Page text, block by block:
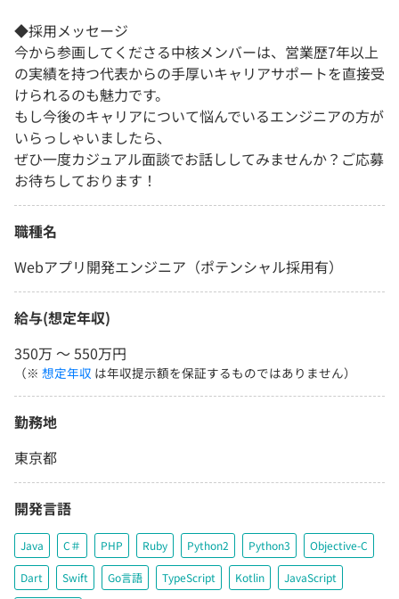
◆採用メッセージ
今から参画してくださる中核メンバーは、営業歴7年以上
の実績を持つ代表からの手厚いキャリアサポートを直接受
けられるのも魅力です。
もし今後のキャリアについて悩んでいるエンジニアの方が
いらっしゃいましたら、
ぜひ一度カジュアル面談でお話ししてみませんか？ご応募
お待ちしております！
職種名
Webアプリ開発エンジニア（ポテンシャル採用有）
給与(想定年収)
350万 〜 550万円
（※ 想定年収 は年収提示額を保証するものではありません）
勤務地
東京都
開発言語
Java C＃ PHP Ruby Python2 Python3 Objective-C
Dart Swift Go言語 TypeScript Kotlin JavaScript